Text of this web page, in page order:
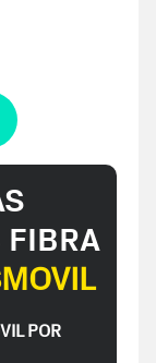
FIBRA
POR